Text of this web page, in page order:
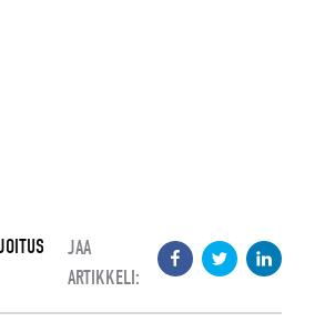
JAA
ARTIKKELI: